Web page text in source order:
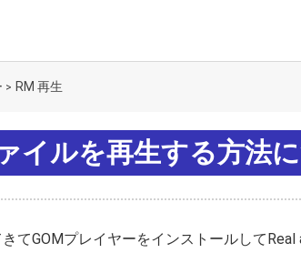
> RM 再生
イルを再生する方法
てGOMプレイヤーをインストールして